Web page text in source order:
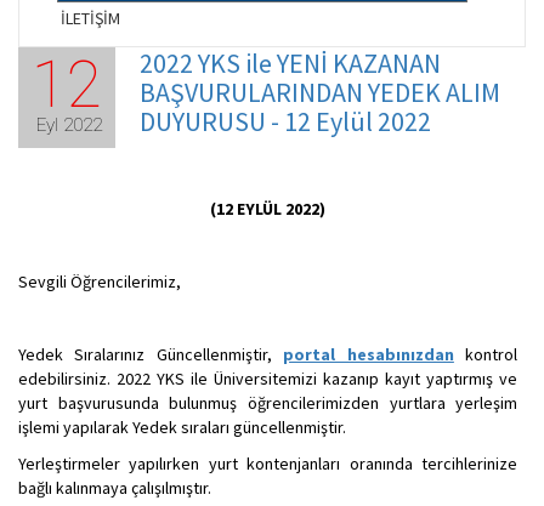
İLETİŞİM
12
Eyl 2022
2022 YKS ile YENİ KAZANAN
BAŞVURULARINDAN YEDEK ALIM
DUYURUSU - 12 Eylül 2022
(12 EYLÜL 2022)
Sevgili Öğrencilerimiz,
Yedek Sıralarınız Güncellenmiştir, portal hesabınızdan kontrol
edebilirsiniz. 2022 YKS ile Üniversitemizi kazanıp kayıt yaptırmış ve
yurt başvurusunda bulunmuş öğrencilerimizden yurtlara yerleşim
işlemi yapılarak Yedek sıraları güncellenmiştir.
Yerleştirmeler yapılırken yurt kontenjanları oranında tercihlerinize
bağlı kalınmaya çalışılmıştır.